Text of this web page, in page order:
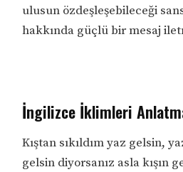
ulusun özdeşleşebileceği
hakkında güçlü bir mesaj
İngilizce İklimleri
Kıştan sıkıldım yaz gelsin,
gelsin diyorsanız asla kışın